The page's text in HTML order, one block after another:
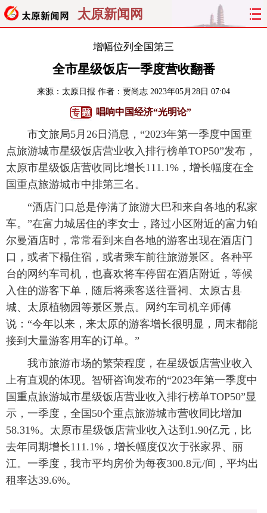
太原新闻网
聚焦 太原
关注 文明
曝光 综合
旅游 理财 政务 教育
看天下 晋月读 最太原 网罗民生
增幅位列全国第三
全市星级饭店一季度营收翻番
来源： 太原日报 作者：贾尚志 2023年05月28日 07:04
唱响中国经济“光明论”
市文旅局5月26日消息，“2023年第一季度中国重
点旅游城市星级饭店营业收入排行榜单TOP50”发布，
太原市星级饭店营收同比增长111.1%，增长幅度在全
国重点旅游城市中排第三名。
“酒店门口总是停满了旅游大巴和来自各地的私家
车。”在富力城居住的李女士，路过小区附近的富力铂
尔曼酒店时，常常看到来自各地的游客出现在酒店门
口，或者下榻住宿，或者乘车前往旅游景区。各种平
台的网约车司机，也喜欢将车停留在酒店附近，等候
入住的游客下单，随后将乘客送往晋祠、太原古县
城、太原植物园等景区景点。网约车司机辛师傅
说：“今年以来，来太原的游客增长很明显，周末都能
接到大量游客用车的订单。”
我市旅游市场的繁荣程度，在星级饭店营业收入
上有直观的体现。智研咨询发布的“2023年第一季度中
国重点旅游城市星级饭店营业收入排行榜单TOP50”显
示，一季度，全国50个重点旅游城市营收同比增加
58.31%。太原市星级饭店营业收入达到1.90亿元，比
去年同期增长111.1%，增长幅度仅次于张家界、丽
江。一季度，我市平均房价为每夜300.8元/间，平均出
租率达39.6%。